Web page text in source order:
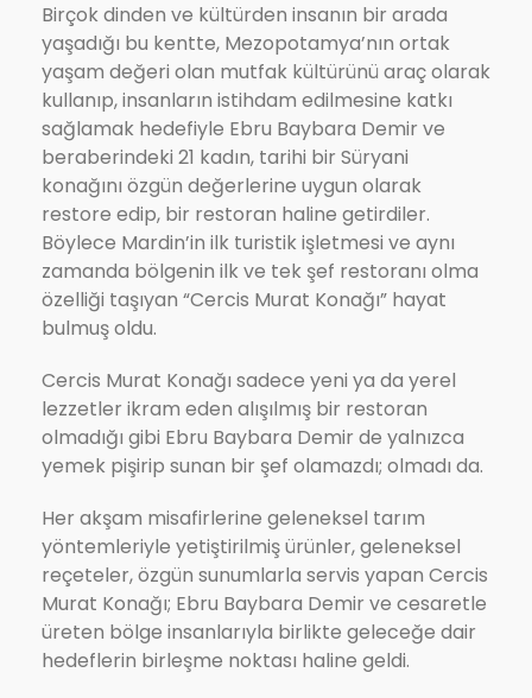
Birçok dinden ve kültürden insanın bir arada
yaşadığı bu kentte, Mezopotamya’nın ortak
yaşam değeri olan mutfak kültürünü araç olarak
kullanıp, insanların istihdam edilmesine katkı
sağlamak hedefiyle Ebru Baybara Demir ve
beraberindeki 21 kadın, tarihi bir Süryani
konağını özgün değerlerine uygun olarak
restore edip, bir restoran haline getirdiler.
Böylece Mardin’in ilk turistik işletmesi ve aynı
zamanda bölgenin ilk ve tek şef restoranı olma
özelliği taşıyan “Cercis Murat Konağı” hayat
bulmuş oldu.
Cercis Murat Konağı sadece yeni ya da yerel
lezzetler ikram eden alışılmış bir restoran
olmadığı gibi Ebru Baybara Demir de yalnızca
yemek pişirip sunan bir şef olamazdı; olmadı da.
Her akşam misafirlerine geleneksel tarım
yöntemleriyle yetiştirilmiş ürünler, geleneksel
reçeteler, özgün sunumlarla servis yapan Cercis
Murat Konağı; Ebru Baybara Demir ve cesaretle
üreten bölge insanlarıyla birlikte geleceğe dair
hedeflerin birleşme noktası haline geldi.